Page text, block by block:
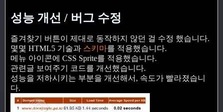
성능 개선 / 버그 수정
즐겨찾기 버튼이 제대로 동작하지 않던 걸 수정 했습니다.
몇몇 HTML5 기술과 스키마를 적용했습니다.
메뉴 아이콘에 CSS Sprite를 적용했습니다.
관련글 보여주기 코드를 개선했습니다.
성능을 저하시키는 부분을 개선해서, 속도가 빨라졌습니
다.